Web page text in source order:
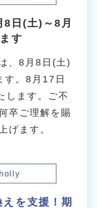
8日(土)～8月
す
、8月8日(土)
す。8月17日
します。ご不
卒ご理解を賜
げます。
を支援！期